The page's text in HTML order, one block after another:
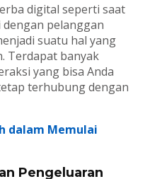
digital seperti saat
pelanggan
suatu hal yang
Terdapat banyak
yang bisa Anda
terhubung dengan
dalam Memulai
Pengeluaran